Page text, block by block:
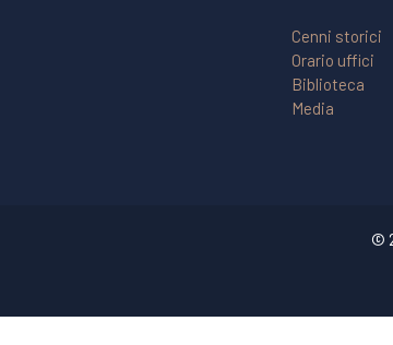
Cenni storici
Orario uffici
Biblioteca
Media
©